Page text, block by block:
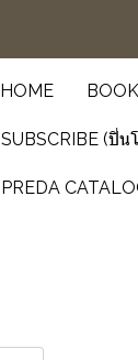
HOME
SUBSCRIBE (ปิ่
PREDA